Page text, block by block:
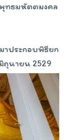
พุทธมหัตตมงคล
าประกอบพิธียก
ถุนายน 2529